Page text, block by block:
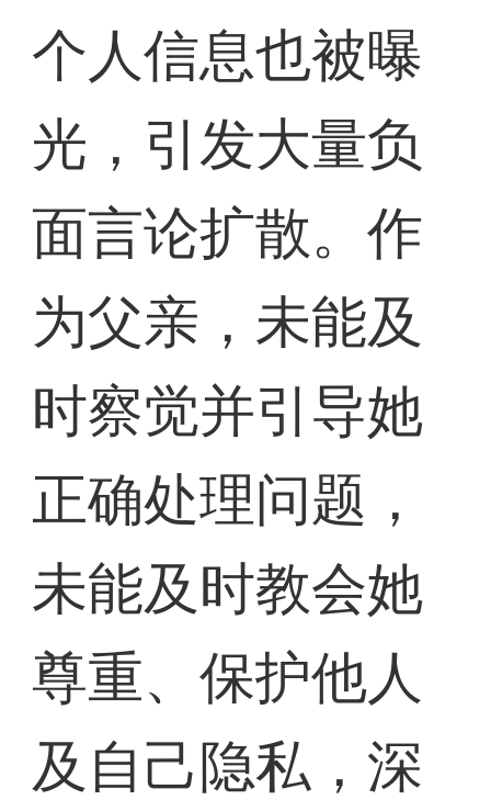
个人信息也被曝
光，引发大量负
面言论扩散。作
为父亲，未能及
时察觉并引导她
正确处理问题，
未能及时教会她
尊重、保护他人
及自己隐私，深